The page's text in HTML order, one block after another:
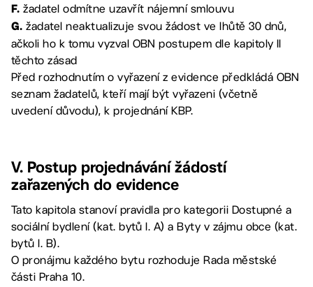
F. žadatel odmítne uzavřít nájemní smlouvu
G. žadatel neaktualizuje svou žádost ve lhůtě 30 dnů,
ačkoli ho k tomu vyzval OBN postupem dle kapitoly II
těchto zásad
Před rozhodnutím o vyřazení z evidence předkládá OBN
seznam žadatelů, kteří mají být vyřazeni (včetně
uvedení důvodu), k projednání KBP.
V. Postup projednávání žádostí
zařazených do evidence
Tato kapitola stanoví pravidla pro kategorii Dostupné a
sociální bydlení (kat. bytů I. A) a Byty v zájmu obce (kat.
bytů I. B).
O pronájmu každého bytu rozhoduje Rada městské
části Praha 10.